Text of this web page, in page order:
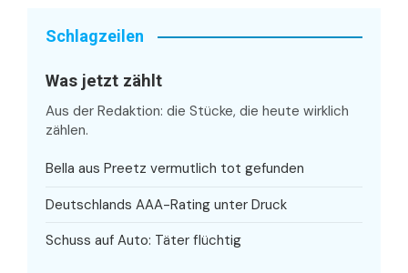
Schlagzeilen
Was jetzt zählt
Aus der Redaktion: die Stücke, die heute wirklich
zählen.
Bella aus Preetz vermutlich tot gefunden
Deutschlands AAA-Rating unter Druck
Schuss auf Auto: Täter flüchtig